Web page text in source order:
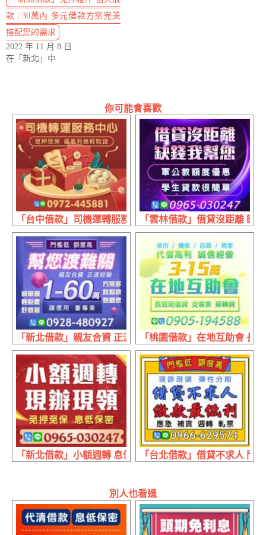
款 | 30萬內 多元借款方案完美
搭配您的需求
2022 年 11 月 8 日
在「新北」中
你可能會喜歡
「台中借款」司機運轉服務中心 免押免保 | 優惠利息 輕鬆貸
「雲林借款」借貸沒距離 缺
「新北借款」親友合資 正派經營 | 1~60萬 講信用重專業
「桃園借款」在地互助會 長
「新北借款」小額週轉 息低保密 | 現辦現領 免押免保
「台北借款」借貸不求人 門
別人也看過